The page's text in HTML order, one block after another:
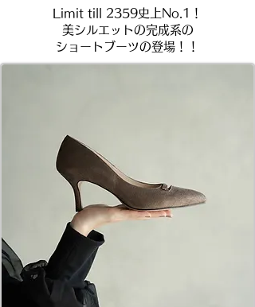
Limit till 2359史上No.1！
美シルエットの完成系の
ショートブーツの登場！
！